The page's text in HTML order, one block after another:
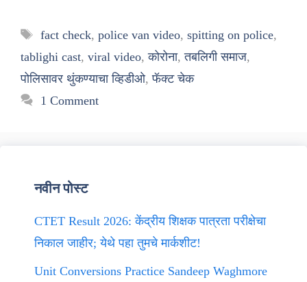
Tags
fact check, police van video, spitting on police,
tablighi cast, viral video,कोरोना,तबलिगी समाज,
पोलिसावर थुंकण्याचा व्हिडीओ,फॅक्ट चेक
1 Comment
नवीन पोस्ट
CTET Result 2026: केंद्रीय शिक्षक पात्रता परीक्षेचा
निकाल जाहीर; येथे पहा तुमचे मार्कशीट!
Unit Conversions Practice Sandeep Waghmore